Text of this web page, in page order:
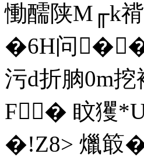
慟醹陕M╓k
�6H问�
污d折朒0m挖
F� 盿玃
�!Z8> 爉箃